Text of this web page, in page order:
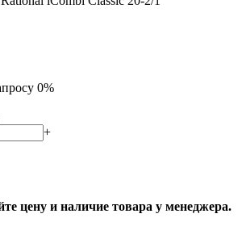
0%
+
цену и наличие товара у менеджера.